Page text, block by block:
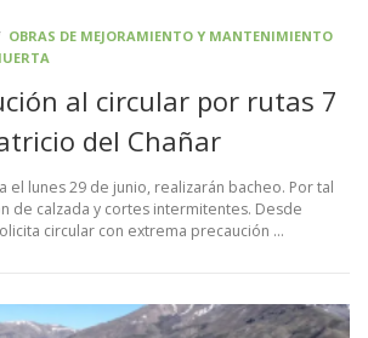
OBRAS DE MEJORAMIENTO Y MANTENIMIENTO
al circular por rutas 7
del Chañar
el lunes 29 de junio, realizarán bacheo. Por tal
de calzada y cortes intermitentes. Desde
circular con extrema precaución …